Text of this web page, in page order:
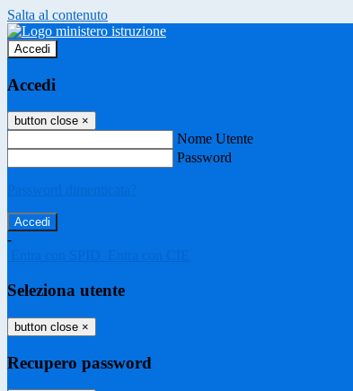
Salta al contenuto
Accedi
Accedi
button close ×
Nome Utente
Password
Password dimenticata?
-
Entra con SPID
Entra con CIE
Seleziona utente
button close ×
Recupero password